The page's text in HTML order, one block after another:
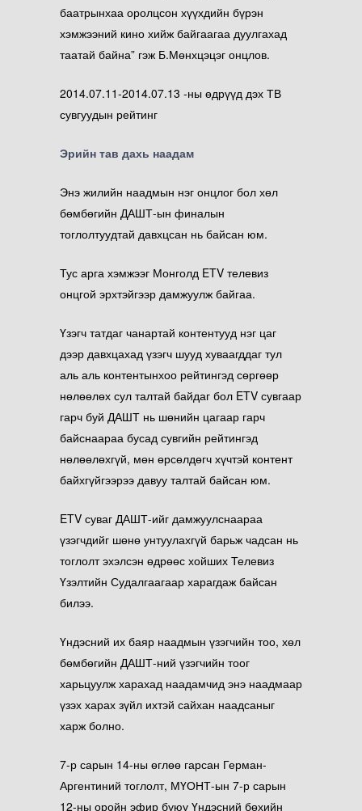
баатрынхаа оролцсон хүүхдийн бүрэн
хэмжээний кино хийж байгаагаа дуулгахад
таатай байна” гэж Б.Мөнхцэцэг онцлов.
2014.07.11-2014.07.13 -ны өдрүүд дэх ТВ
сувгуудын рейтинг
Эрийн тав дахь наадам
Энэ жилийн наадмын нэг онцлог бол хөл
бөмбөгийн ДАШТ-ын финалын
тоглолтуудтай давхцсан нь байсан юм.
Тус арга хэмжээг Монголд ETV телевиз
онцгой эрхтэйгээр дамжуулж байгаа.
Үзэгч татдаг чанартай контентууд нэг цаг
дээр давхцахад үзэгч шууд хуваагддаг тул
аль аль контентынхоо рейтингэд сөргөөр
нөлөөлөх сул талтай байдаг бол ETV сувгаар
гарч буй ДАШТ нь шөнийн цагаар гарч
байснаараа бусад сувгийн рейтингэд
нөлөөлөхгүй, мөн өрсөлдөгч хүчтэй контент
байхгүйгээрээ давуу талтай байсан юм.
ETV суваг ДАШТ-ийг дамжуулснаараа
үзэгчдийг шөнө унтуулахгүй барьж чадсан нь
тоглолт эхэлсэн өдрөөс хойших Телевиз
Үзэлтийн Судалгаагаар харагдаж байсан
билээ.
Үндэсний их баяр наадмын үзэгчийн тоо, хөл
бөмбөгийн ДАШТ-ний үзэгчийн тоог
харьцуулж харахад наадамчид энэ наадмаар
үзэх харах зүйл ихтэй сайхан наадсаныг
харж болно.
7-р сарын 14-ны өглөө гарсан Герман-
Аргентиний тоглолт, МҮОНТ-ын 7-р сарын
12-ны оройн эфир буюу Үндэсний бөхийн